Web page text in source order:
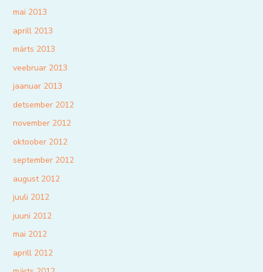
mai 2013
aprill 2013
märts 2013
veebruar 2013
jaanuar 2013
detsember 2012
november 2012
oktoober 2012
september 2012
august 2012
juuli 2012
juuni 2012
mai 2012
aprill 2012